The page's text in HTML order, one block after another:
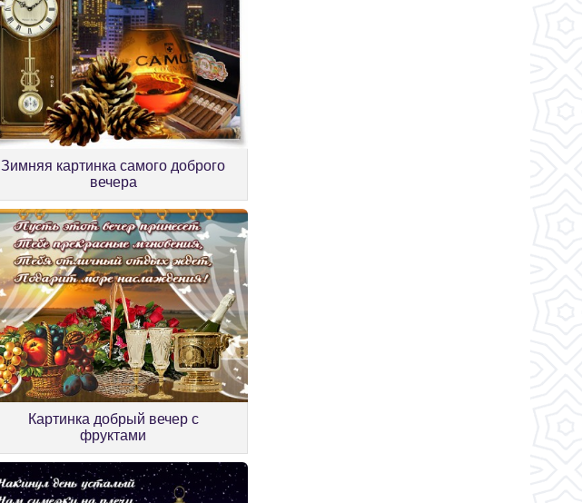
Зимняя картинка самого доброго
вечера
Картинка добрый вечер с
фруктами